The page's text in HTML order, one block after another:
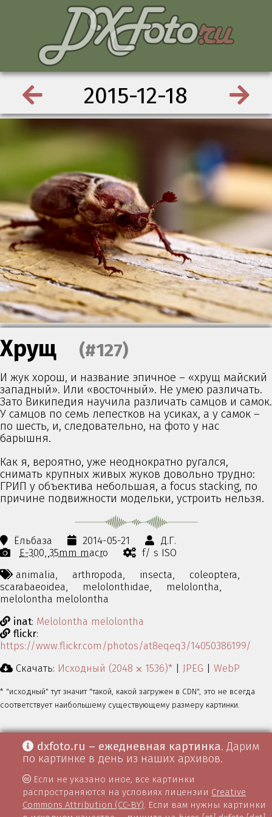
2015-12-18
Хрущ (#127)
И жук хорош, и название эпичное – «хрущ майский
западный». Или «восточный». Не умею различать.
Зато Википедия научила различать самцов и самок.
У самцов по семь лепестков на усиках, а у самок –
по шесть, и, следовательно, на фото у нас
барышня.
Как я, вероятно, уже неоднократно ругался,
снимать крупных живых жуков довольно трудно:
ГРИП у объектива небольшая, а focus stacking, по
причине подвижности модельки, устроить нельзя.
Ёльбаза 2014-05-21
Д.Г.
E-300 35mm macro
f/ s ISO
animalia,
arthropoda, insecta,
coleoptera,
scarabaeoidea,
melolonthidae,
melolontha,
melolontha melolontha
inat: Melolontha melolontha
flickr:
https://www.flickr.com/photos/at8eqeq3/14050386199/
Скачать: Исходный (2048 ⨉ 1536)* JPEG WebP
* "исходный" тут значит "такой, какой загружен в CDN", это не всегда
соответствует наибольшему существующему размеру картинки.
dxfoto.ru – ежедневная картинка. Дарим
по картинке в день из наших архивов.
Если не указано иное, все картинки
распространяются на условиях лицензии Creative
Commons Attribution (CC-BY). Если вам нужны картинки